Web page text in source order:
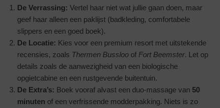
De Verrassing: Vertel haar niet wat jullie gaan doen, maar
geef haar alleen een paklijst (badkleding, comfortabele
slippers en een goed boek).
De Locatie: Kies voor een premium resort met uitstekende
recensies, zoals Thermen Bussloo of Fort Beemster. Let op
details zoals de aanwezigheid van een biologische
opgietcabine en een rustgevende buitentuin.
De Extra’s: Boek vooraf alvast een duo-massage van 50
minuten of een verfrissende modderpakking. Niets is zo